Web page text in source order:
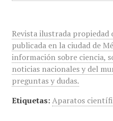
Revista ilustrada propiedad
publicada en la ciudad de
información sobre ciencia,
noticias nacionales y del
preguntas y dudas.
Etiquetas: Aparatos